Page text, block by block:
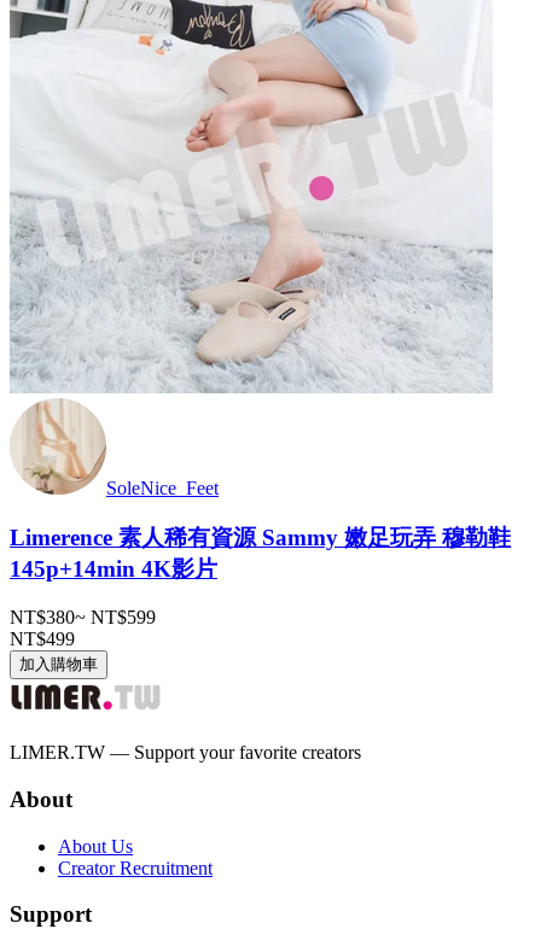
SoleNice_Feet
Limerence 素人稀有資源 Sammy 嫩足玩弄 穆勒鞋
145p+14min 4K影片
NT$380~ NT$599
NT$499
加入購物車
LIMER.TW — Support your favorite creators
About
About Us
Creator Recruitment
Support